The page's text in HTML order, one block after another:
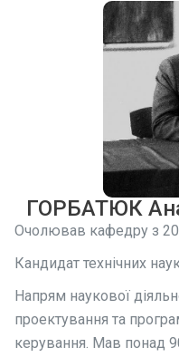
ГОРБАТЮК
Очолював кафедру з
Кандидат технічних
Напрям наукової
проектування та
керування. Мав понад